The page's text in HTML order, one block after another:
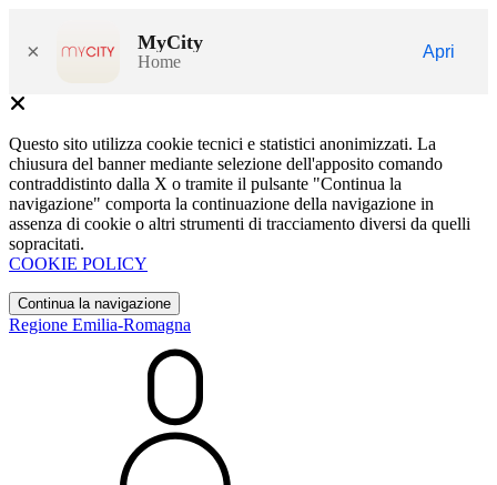
× MyCity
Home
Apri
Questo sito utilizza cookie tecnici e statistici anonimizzati. La
chiusura del banner mediante selezione dell'apposito comando
contraddistinto dalla X o tramite il pulsante "Continua la
navigazione" comporta la continuazione della navigazione in
assenza di cookie o altri strumenti di tracciamento diversi da quelli
sopracitati.
COOKIE POLICY
Continua la navigazione
Regione Emilia-Romagna